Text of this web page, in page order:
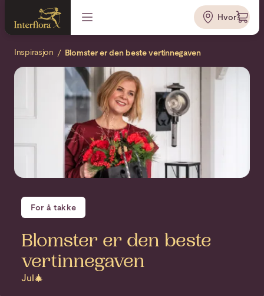
Hvor?
Inspirasjon Blomster er den beste vertinnegaven
For å takke
Jul🎄
Blomster er den beste
vertinnegaven